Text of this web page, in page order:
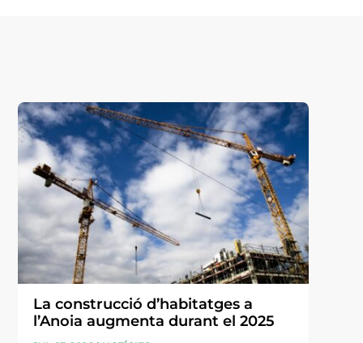
La construcció d’habitatges a
l’Anoia augmenta durant el 2025